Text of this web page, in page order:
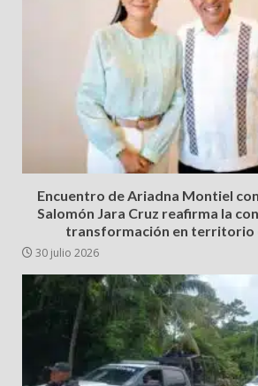
Encuentro de Ariadna Montiel
Salomón Jara Cruz reafirma la
transformación en territorio
30 julio 2026